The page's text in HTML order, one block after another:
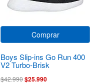
Comprar
Boys Slip-ins Go Run 400
V2 Turbo-Brisk
$42.990$25.990